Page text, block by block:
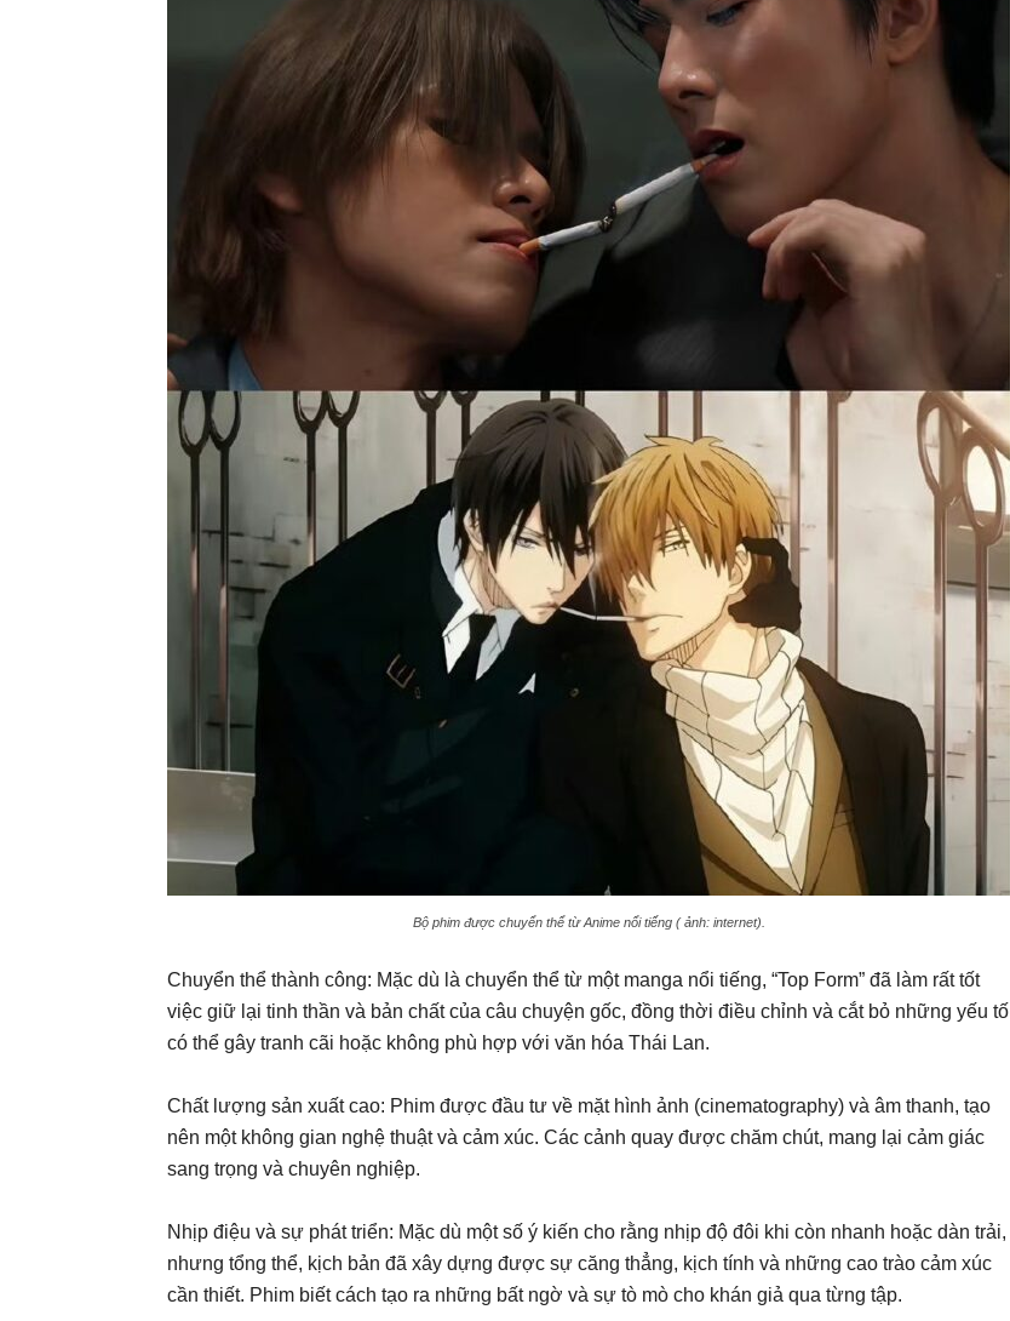
Bộ phim được chuyển thể từ Anime nổi tiếng ( ảnh: internet).
Chuyển thể thành công: Mặc dù là chuyển thể từ một manga nổi tiếng, “Top Form” đã làm rất tốt
việc giữ lại tinh thần và bản chất của câu chuyện gốc, đồng thời điều chỉnh và cắt bỏ những yếu tố
có thể gây tranh cãi hoặc không phù hợp với văn hóa Thái Lan.
Chất lượng sản xuất cao: Phim được đầu tư về mặt hình ảnh (cinematography) và âm thanh, tạo
nên một không gian nghệ thuật và cảm xúc. Các cảnh quay được chăm chút, mang lại cảm giác
sang trọng và chuyên nghiệp.
Nhịp điệu và sự phát triển: Mặc dù một số ý kiến cho rằng nhịp độ đôi khi còn nhanh hoặc dàn trải,
nhưng tổng thể, kịch bản đã xây dựng được sự căng thẳng, kịch tính và những cao trào cảm xúc
cần thiết. Phim biết cách tạo ra những bất ngờ và sự tò mò cho khán giả qua từng tập.